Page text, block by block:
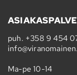
puh. +358 9 454
Ma-pe 10-14